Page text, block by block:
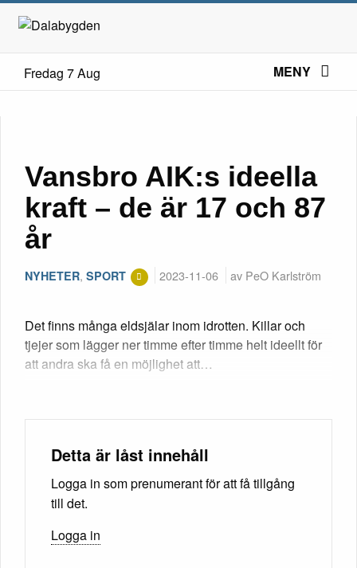
Fredag 7 Aug MENY
Vansbro AIK:s ideella
kraft – de är 17 och 87
år
NYHETER, SPORT 2023-11-06 av PeO Karlström
Det finns många eldsjälar inom idrotten. Killar och
tjejer som lägger ner timme efter timme helt ideellt för
att andra ska få en möjlighet att…
Detta är låst innehåll
Logga in som prenumerant för att få tillgång
till det.
Logga in